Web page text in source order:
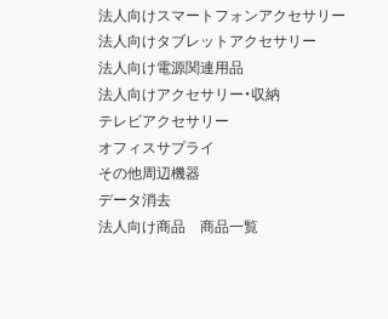
法人向けスマートフォンアクセサリー
法人向けタブレットアクセサリー
法人向け電源関連用品
法人向けアクセサリー・収納
テレビアクセサリー
オフィスサプライ
その他周辺機器
データ消去
法人向け商品 商品一覧